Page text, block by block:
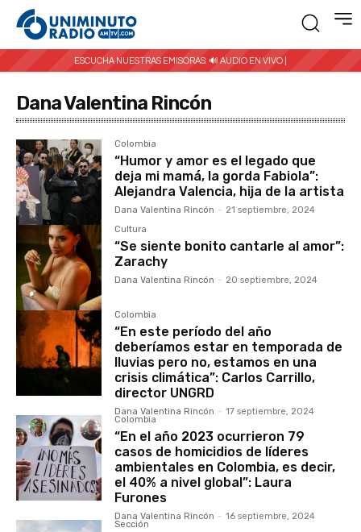
ESCUCHA NUESTRAS EMISORAS: 🔊 AUDIO EN VIVO |
Dana Valentina Rincón
Colombia
“Humor y amor es el legado que
deja mi mamá, la gorda Fabiola”:
Alejandra Valencia, hija de la artista
Dana Valentina Rincón - 21 septiembre, 2024
Cultura
“Se siente bonito cantarle al amor”:
Zarachy
Dana Valentina Rincón - 20 septiembre, 2024
Colombia
“En este período del año
deberíamos estar en temporada de
lluvias pero no, estamos en una
crisis climática”: Carlos Carrillo,
director UNGRD
Dana Valentina Rincón - 17 septiembre, 2024
Colombia
“En el año 2023 ocurrieron 79
casos de homicidios de líderes
ambientales en Colombia, es decir,
el 40% a nivel global”: Laura
Furones
Dana Valentina Rincón - 16 septiembre, 2024
Sección